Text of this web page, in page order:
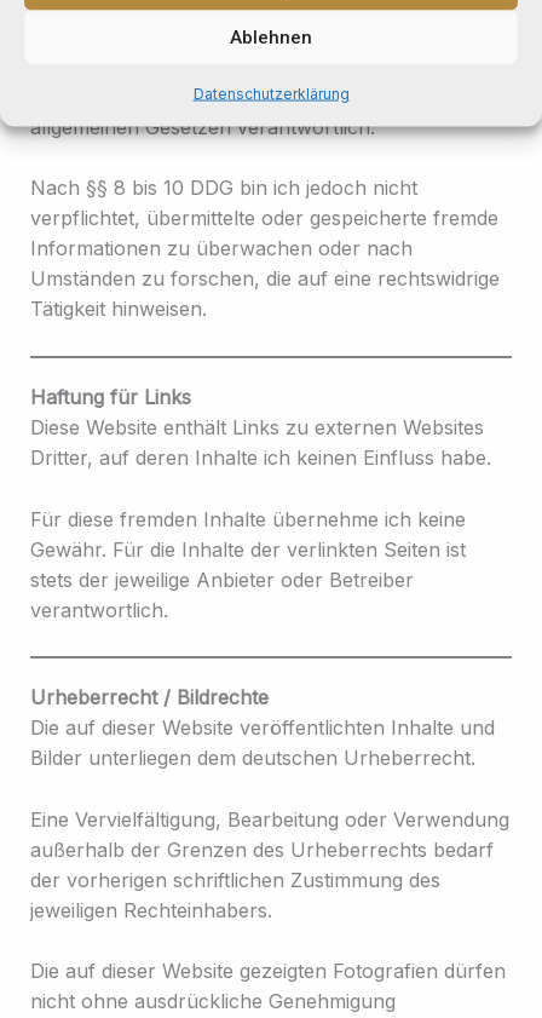
Ablehnen
Datenschutzerklärung
für eigene Inhalte auf diesen Seiten nach den
allgemeinen Gesetzen verantwortlich.
Nach §§ 8 bis 10 DDG bin ich jedoch nicht
verpflichtet, übermittelte oder gespeicherte fremde
Informationen zu überwachen oder nach
Umständen zu forschen, die auf eine rechtswidrige
Tätigkeit hinweisen.
Haftung für Links
Diese Website enthält Links zu externen Websites
Dritter, auf deren Inhalte ich keinen Einfluss habe.
Für diese fremden Inhalte übernehme ich keine
Gewähr. Für die Inhalte der verlinkten Seiten ist
stets der jeweilige Anbieter oder Betreiber
verantwortlich.
Urheberrecht / Bildrechte
Die auf dieser Website veröffentlichten Inhalte und
Bilder unterliegen dem deutschen Urheberrecht.
Eine Vervielfältigung, Bearbeitung oder Verwendung
außerhalb der Grenzen des Urheberrechts bedarf
der vorherigen schriftlichen Zustimmung des
jeweiligen Rechteinhabers.
Die auf dieser Website gezeigten Fotografien dürfen
nicht ohne ausdrückliche Genehmigung